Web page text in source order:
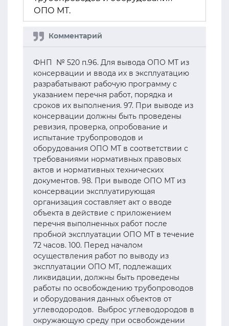
ОПО МТ.
ФНП № 520 п.96. Для вывода ОПО МТ из
консервации и ввода их в эксплуатацию
разрабатывают рабочую программу с
указанием перечня работ, порядка и
сроков их выполнения. 97. При выводе из
консервации должны быть проведены
ревизия, проверка, опробование и
испытание трубопроводов и
оборудования ОПО МТ в соответствии с
требованиями нормативных правовых
актов и нормативных технических
документов. 98. При выводе ОПО МТ из
консервации эксплуатирующая
организация составляет акт о вводе
объекта в действие с приложением
перечня выполненных работ после
пробной эксплуатации ОПО МТ в течение
72 часов. 100. Перед началом
осуществления работ по выводу из
эксплуатации ОПО МТ, подлежащих
ликвидации, должны быть проведены
работы по освобождению трубопроводов
и оборудования данных объектов от
углеводородов. Выброс углеводородов в
окружающую среду при освобождении